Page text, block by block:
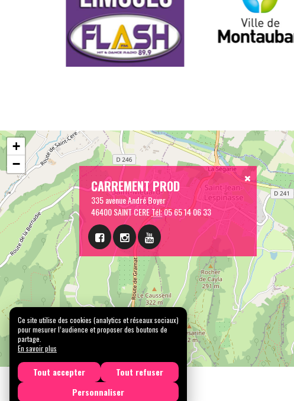
CARREMENT PROD
335 avenue André Boyer
46400 SAINT CERETél:05 65 14 06 33
+
−
Ce site utilise des cookies (analytics et réseaux sociaux)
pour mesurer l’audience et proposer des boutons de
partage.
En savoir plus
Tout accepter
Tout refuser
Personnaliser